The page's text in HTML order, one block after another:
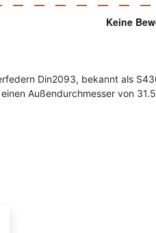
Din2093, bekannt als
Außendurchmesser von